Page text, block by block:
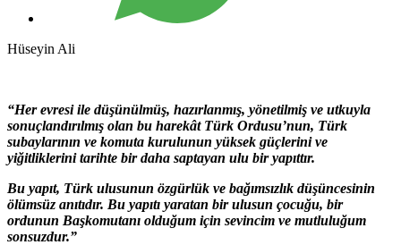
Hüseyin Ali
“Her evresi ile düşünülmüş, hazırlanmış, yönetilmiş ve utkuyla
sonuçlandırılmış olan bu harekât Türk Ordusu’nun, Türk
subaylarının ve komuta kurulunun yüksek güçlerini ve
yiğitliklerini tarihte bir daha saptayan ulu bir yapıttır.
Bu yapıt, Türk ulusunun özgürlük ve bağımsızlık düşüncesinin
ölümsüz anıtıdır. Bu yapıtı yaratan bir ulusun çocuğu, bir
ordunun Başkomutanı olduğum için sevincim ve mutluluğum
sonsuzdur.”